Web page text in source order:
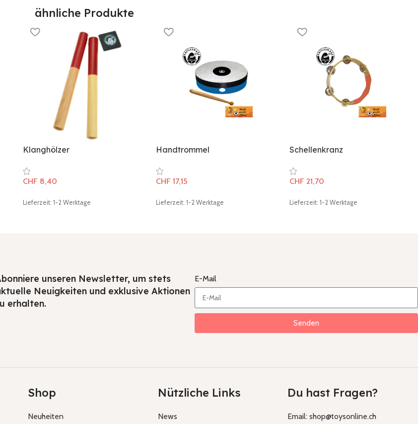
ähnliche Produkte
Klanghölzer
CHF 8,40
Lieferzeit: 1-2 Werktage
Handtrommel
CHF 17,15
Lieferzeit: 1-2 Werktage
Schellenkranz
CHF 21,70
Lieferzeit: 1-2 Werktage
unseren Newsletter, um stets
Neuigkeiten und exklusive Aktionen
erhalten.
E-Mail
Senden
Shop
Neuheiten
Nützliche Links
News
Du hast Fragen?
Email: shop@toysonline.ch